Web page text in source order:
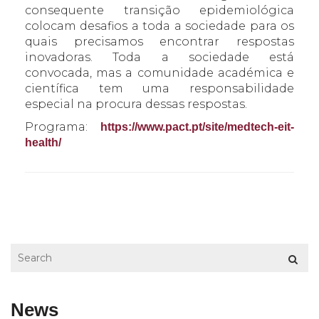
consequente transição epidemiológica
colocam desafios a toda a sociedade para os
quais precisamos encontrar respostas
inovadoras. Toda a sociedade está
convocada, mas a comunidade académica e
científica tem uma responsabilidade
especial na procura dessas respostas.
Programa:
https://www.pact.pt/site/medtech-eit-
health/
News